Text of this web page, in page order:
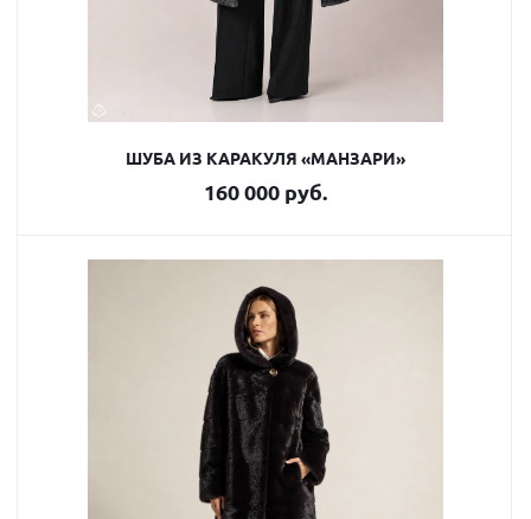
ШУБА ИЗ КАРАКУЛЯ «МАНЗАРИ»
160 000 руб.